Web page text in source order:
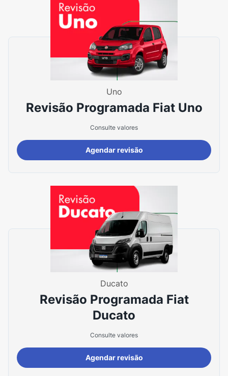
Uno
Revisão Programada Fiat Uno
Consulte valores
Agendar revisão
Ducato
Revisão Programada Fiat
Ducato
Consulte valores
Agendar revisão